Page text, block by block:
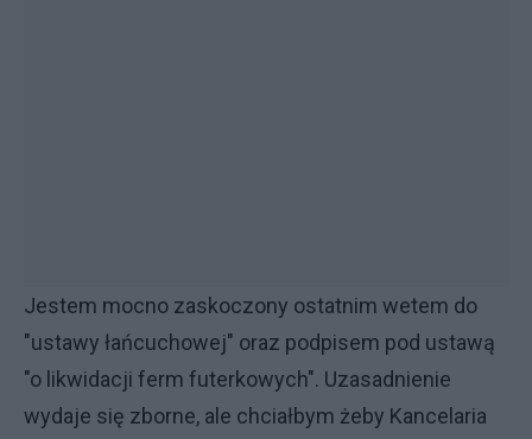
Jestem mocno zaskoczony ostatnim wetem do
"ustawy łańcuchowej" oraz podpisem pod ustawą
"o likwidacji ferm futerkowych". Uzasadnienie
wydaje się zborne, ale chciałbym żeby Kancelaria